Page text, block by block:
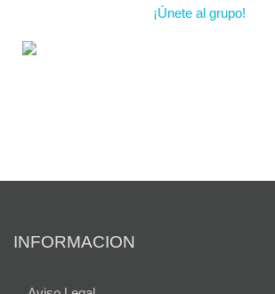
¡Únete al grupo!
INFORMACION